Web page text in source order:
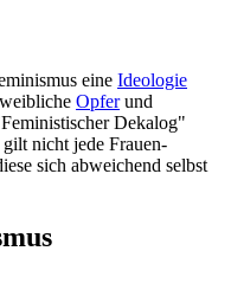
eine Ideologie
Opferund
Dekalog"
nicht jede Frauen-
sich abweichend selbst